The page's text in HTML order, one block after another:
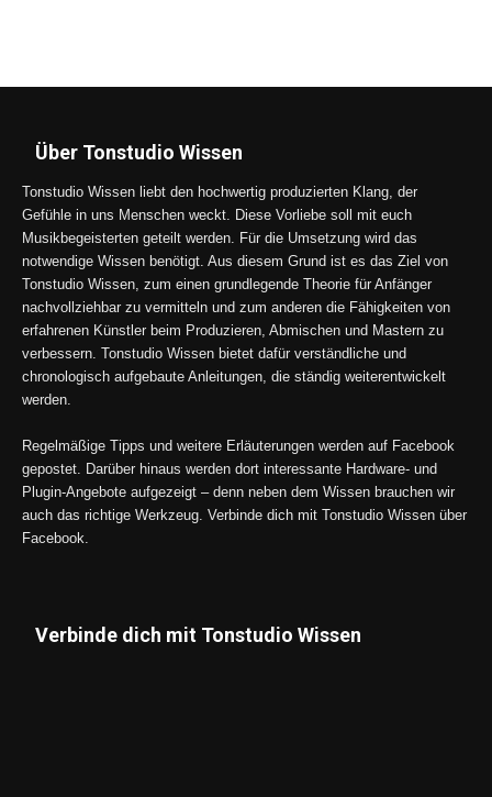
Über Tonstudio Wissen
Tonstudio Wissen liebt den hochwertig produzierten Klang, der
Gefühle in uns Menschen weckt. Diese Vorliebe soll mit euch
Musikbegeisterten geteilt werden. Für die Umsetzung wird das
notwendige Wissen benötigt. Aus diesem Grund ist es das Ziel von
Tonstudio Wissen, zum einen grundlegende Theorie für Anfänger
nachvollziehbar zu vermitteln und zum anderen die Fähigkeiten von
erfahrenen Künstler beim Produzieren, Abmischen und Mastern zu
verbessern. Tonstudio Wissen bietet dafür verständliche und
chronologisch aufgebaute Anleitungen, die ständig weiterentwickelt
werden.
Regelmäßige Tipps und weitere Erläuterungen werden auf Facebook
gepostet. Darüber hinaus werden dort interessante Hardware- und
Plugin-Angebote aufgezeigt – denn neben dem Wissen brauchen wir
auch das richtige Werkzeug. Verbinde dich mit Tonstudio Wissen über
Facebook.
Verbinde dich mit Tonstudio Wissen